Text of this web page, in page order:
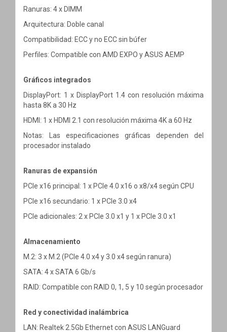
Ranuras: 4 x DIMM
Arquitectura: Doble canal
Compatibilidad: ECC y no ECC sin búfer
Perfiles: Compatible con AMD EXPO y ASUS AEMP
Gráficos integrados
DisplayPort: 1 x DisplayPort 1.4 con resolución máxima
hasta 8K a 30 Hz
HDMI: 1 x HDMI 2.1 con resolución máxima 4K a 60 Hz
Notas: Las especificaciones gráficas dependen del
procesador instalado
Ranuras de expansión
PCIe x16 principal: 1 x PCIe 4.0 x16 o x8/x4 según CPU
PCIe x16 secundario: 1 x PCIe 3.0 x4
PCIe adicionales: 2 x PCIe 3.0 x1 y 1 x PCIe 3.0 x1
Almacenamiento
M.2: 3 x M.2 (PCIe 4.0 x4 y 3.0 x4 según ranura)
SATA: 4 x SATA 6 Gb/s
RAID: Compatible con RAID 0, 1, 5 y 10 según procesador
Red y conectividad inalámbrica
LAN: Realtek 2.5Gb Ethernet con ASUS LANGuard